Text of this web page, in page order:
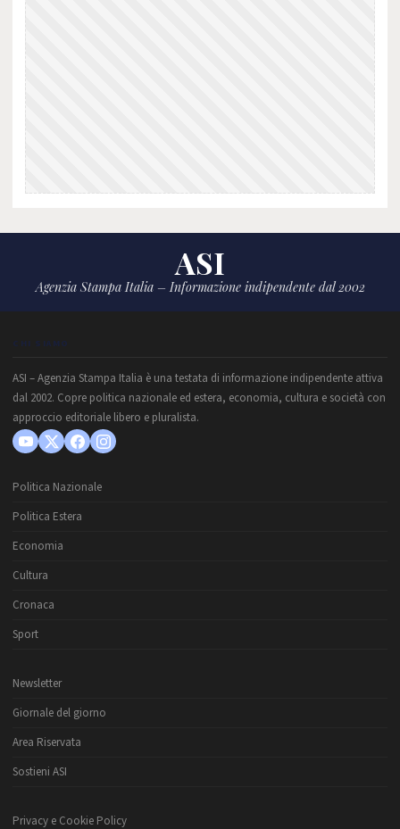
ASI
Agenzia Stampa Italia – Informazione indipendente dal 2002
CHI SIAMO
ASI – Agenzia Stampa Italia è una testata di informazione indipendente attiva
dal 2002. Copre politica nazionale ed estera, economia, cultura e società con
approccio editoriale libero e pluralista.
Politica Nazionale
Politica Estera
Economia
Cultura
Cronaca
Sport
Newsletter
Giornale del giorno
Area Riservata
Sostieni ASI
Privacy e Cookie Policy